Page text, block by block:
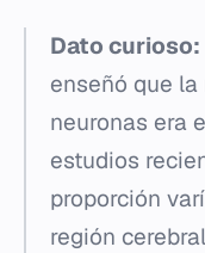
Dato curioso:
enseñó que
neuronas era
estudios
proporción
región